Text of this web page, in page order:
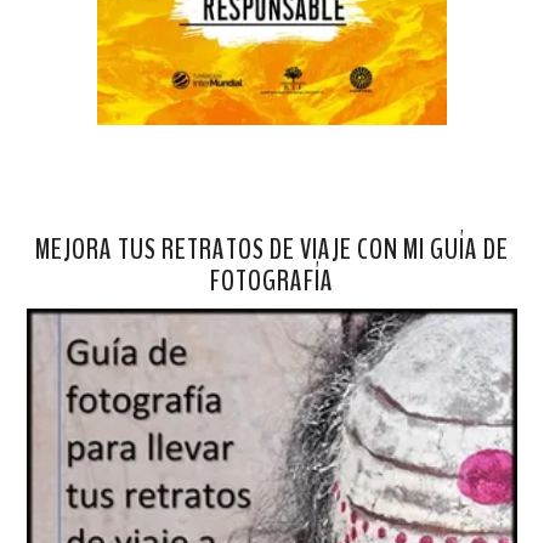
MEJORA TUS RETRATOS DE VIAJE CON MI GUÍA DE
FOTOGRAFÍA